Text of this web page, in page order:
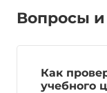
Вопросы
Как
учебного